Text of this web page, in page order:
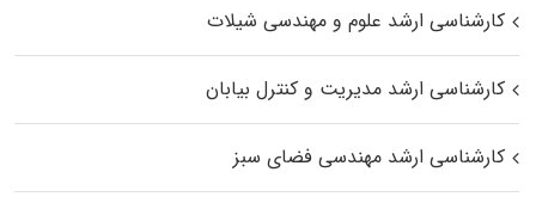
کارشناسی ارشد علوم و مهندسی شیلات
کارشناسی ارشد مدیریت و کنترل بیابان
کارشناسی ارشد مهندسی فضای سبز